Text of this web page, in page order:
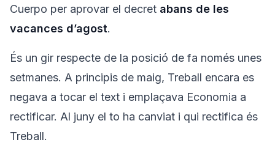
Cuerpo per aprovar el decret abans de les
vacances d’agost.
És un gir respecte de la posició de fa només unes
setmanes. A principis de maig, Treball encara es
negava a tocar el text i emplaçava Economia a
rectificar. Al juny el to ha canviat i qui rectifica és
Treball.